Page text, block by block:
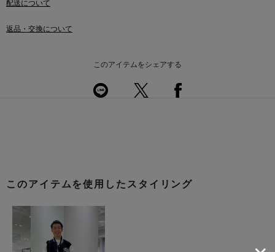
配送について
返品・交換について
このアイテムをシェアする
このアイテムを使用したスタイリング